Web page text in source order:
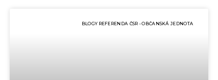
BLOGY REFERENDA ČSR - OBČANSKÁ JEDNOTA